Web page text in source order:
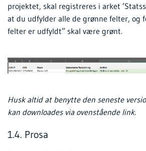
projektet, skal registreres i arket
at du udfylder alle de grønne felter, og
felter er udfyldt” skal være grønt.
Husk altid at benytte den seneste
kan downloades via ovenstående link.
1.4. Prosa